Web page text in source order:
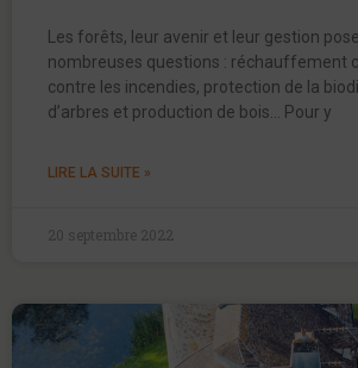
Les forêts, leur avenir et leur gestion
nombreuses questions : réchauffement
contre les incendies, protection de la
d’arbres et production de bois… Pour y
LIRE LA SUITE »
20 septembre 2022